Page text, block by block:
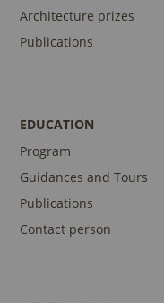
Architecture prizes
Publications
EDUCATION
Program
Guidances and Tours
Publications
Contact person